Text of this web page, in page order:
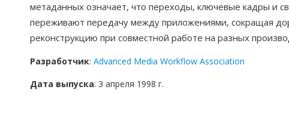
метаданных означает, что переходы, ключевые кадры и
переживают передачу между приложениями, сокращая
реконструкцию при совместной работе на разных
Разработчик: Advanced Media Workflow Association
Дата выпуска: 3 апреля 1998 г.